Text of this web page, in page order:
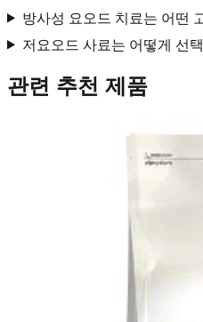
방사성 요오드 치료는 어떤
저요오드 사료는 어떻게 선
관련 추천 제품